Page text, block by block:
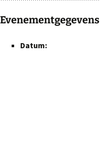
Evenementgegevens
Datum: